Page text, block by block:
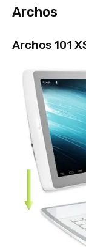
Archos
Archos 101